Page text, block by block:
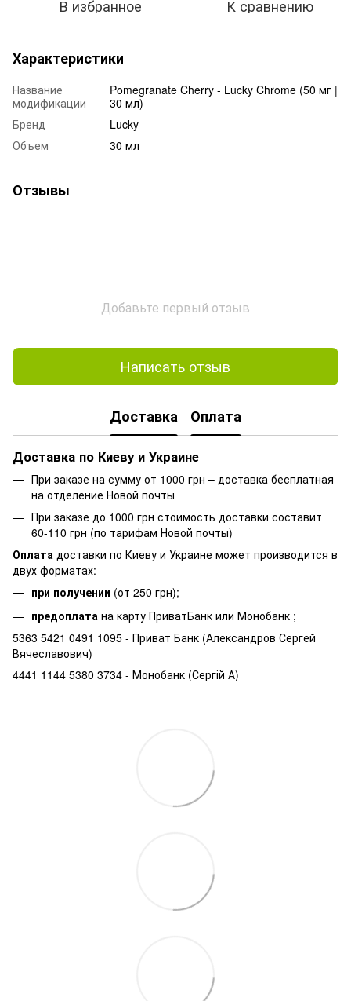
В избранное К сравнению
Характеристики
Название
модификации
Pomegranate Cherry - Lucky Chrome (50 мг |
30 мл)
Бренд
Lucky
Объем
30 мл
Отзывы
Добавьте первый отзыв
Написать отзыв
Доставка Оплата
Доставка по Киеву и Украине
При заказе на сумму от 1000 грн – доставка бесплатная
на отделение Новой почты
При заказе до 1000 грн стоимость доставки составит
60-110 грн (по тарифам Новой почты)
Оплата доставки по Киеву и Украине может производится в
двух форматах:
при получении (от 250 грн);
предоплата на карту ПриватБанк или Монобанк ;
5363 5421 0491 1095 - Приват Банк (Александров Сергей
Вячеславович)
4441 1144 5380 3734 - Монобанк (Сергій А)